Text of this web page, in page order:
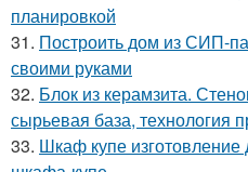
планировкой
31. Построить дом из СИП-
своими руками
32. Блок из керамзита.
сырьевая база, технология
33. Шкаф купе